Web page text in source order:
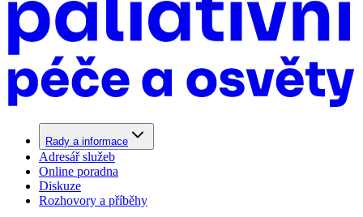
Rady a informace
Adresář služeb
Online poradna
Diskuze
Rozhovory a příběhy